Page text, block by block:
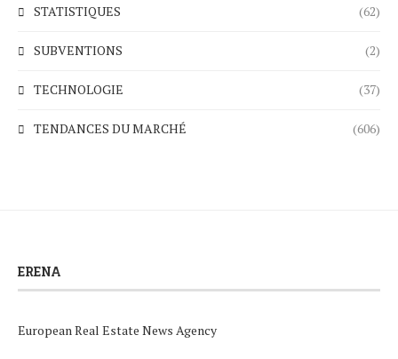
STATISTIQUES (62)
SUBVENTIONS (2)
TECHNOLOGIE (37)
TENDANCES DU MARCHÉ (606)
ERENA
European Real Estate News Agency